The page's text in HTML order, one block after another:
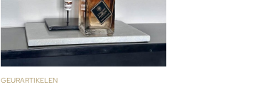
GEURARTIKELEN